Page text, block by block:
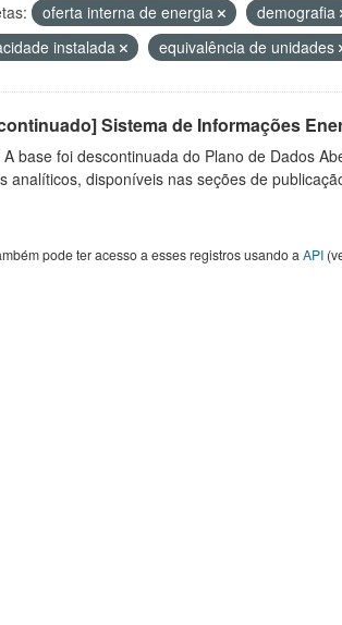
oferta interna de energia
demografia
instalada
equivalência de unidades
Sistema de Informações
A base foi descontinuada do Plano de Dados
analíticos, disponíveis nas seções de
pode ter acesso a esses registros usando a API